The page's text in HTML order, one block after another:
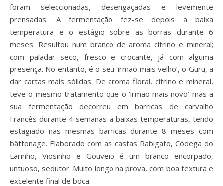
foram seleccionadas, desengaçadas e levemente
prensadas. A fermentação fez-se depois a baixa
temperatura e o estágio sobre as borras durante 6
meses. Resultou num branco de aroma citrino e mineral;
com paladar seco, fresco e crocante, já com alguma
presença. No entanto, é o seu ‘irmão mais velho’, o Guru, a
dar cartas mais sólidas. De aroma floral, citrino e mineral,
teve o mesmo tratamento que o ‘irmão mais novo’ mas a
sua fermentação decorreu em barricas de carvalho
Francês durante 4 semanas a baixas temperaturas, tendo
estagiado nas mesmas barricas durante 8 meses com
bâttonage. Elaborado com as castas Rabigato, Códega do
Larinho, Viosinho e Gouveio é um branco encorpado,
untuoso, sedutor. Muito longo na prova, com boa textura e
excelente final de boca.